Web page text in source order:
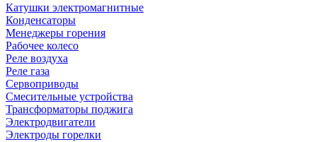
Катушки электромагнитные
Конденсаторы
Менеджеры горения
Рабочее колесо
Реле воздухa
Реле газа
Сервоприводы
Смесительные устройства
Трансформаторы поджига
Электродвигатели
Электроды горелки